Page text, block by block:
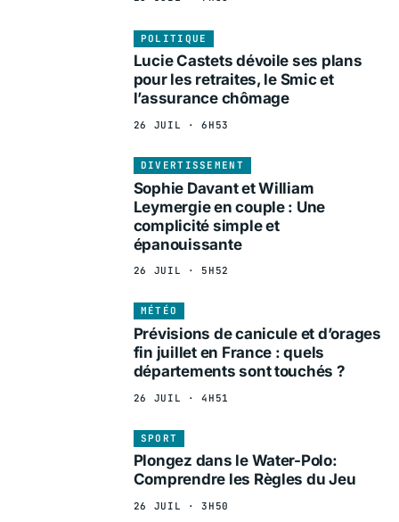
POLITIQUE
Lucie Castets dévoile ses plans
pour les retraites, le Smic et
l’assurance chômage
26 JUIL · 6H53
DIVERTISSEMENT
Sophie Davant et William
Leymergie en couple : Une
complicité simple et
épanouissante
26 JUIL · 5H52
MÉTÉO
Prévisions de canicule et d’orages
fin juillet en France : quels
départements sont touchés ?
26 JUIL · 4H51
SPORT
Plongez dans le Water-Polo:
Comprendre les Règles du Jeu
26 JUIL · 3H50